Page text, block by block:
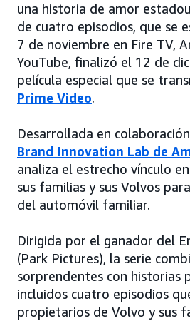
una historia de amor
de cuatro episodios, que se
7 de noviembre en Fire TV,
YouTube, finalizó el 12 de
película especial que se
Prime Video.
Desarrollada en
Brand Innovation Lab de
analiza el estrecho vínculo
sus familias y sus Volvos
del automóvil familiar.
Dirigida por el ganador del
(Park Pictures), la serie
sorprendentes con historias
incluidos cuatro episodios
propietarios de Volvo y sus